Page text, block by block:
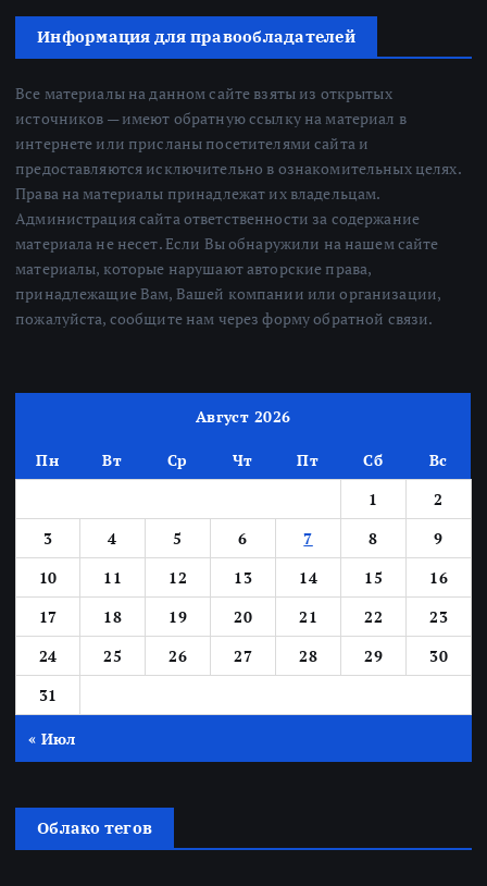
Информация для правообладателей
Все материалы на данном сайте взяты из открытых
источников — имеют обратную ссылку на материал в
интернете или присланы посетителями сайта и
предоставляются исключительно в ознакомительных целях.
Права на материалы принадлежат их владельцам.
Администрация сайта ответственности за содержание
материала не несет. Если Вы обнаружили на нашем сайте
материалы, которые нарушают авторские права,
принадлежащие Вам, Вашей компании или организации,
пожалуйста, сообщите нам через форму обратной связи.
Август 2026
Пн Вт Ср Чт Пт Сб
Вс
1
2
3
4 5 6 7 8
9
10
11 12 13 14 15
16
17
18 19 20 21 22
23
24
25 26 27 28 29
30
31
« Июл
Облако тегов